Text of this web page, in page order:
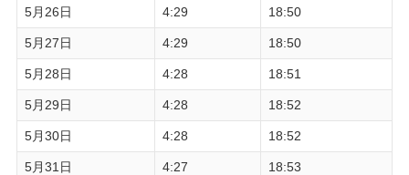
5月26日 4:29 18:50
5月27日 4:29 18:50
5月28日 4:28 18:51
5月29日 4:28 18:52
5月30日 4:28 18:52
5月31日 4:27 18:53